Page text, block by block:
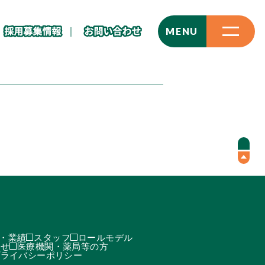
MENU
CLOSE
業績 スタッフ
ロールモデル
医療機関・薬局等の方
イバシーポリシー